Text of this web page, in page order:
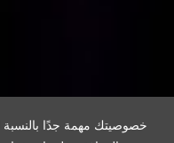
خصوصيتك مهمة جدًا بالنسبة